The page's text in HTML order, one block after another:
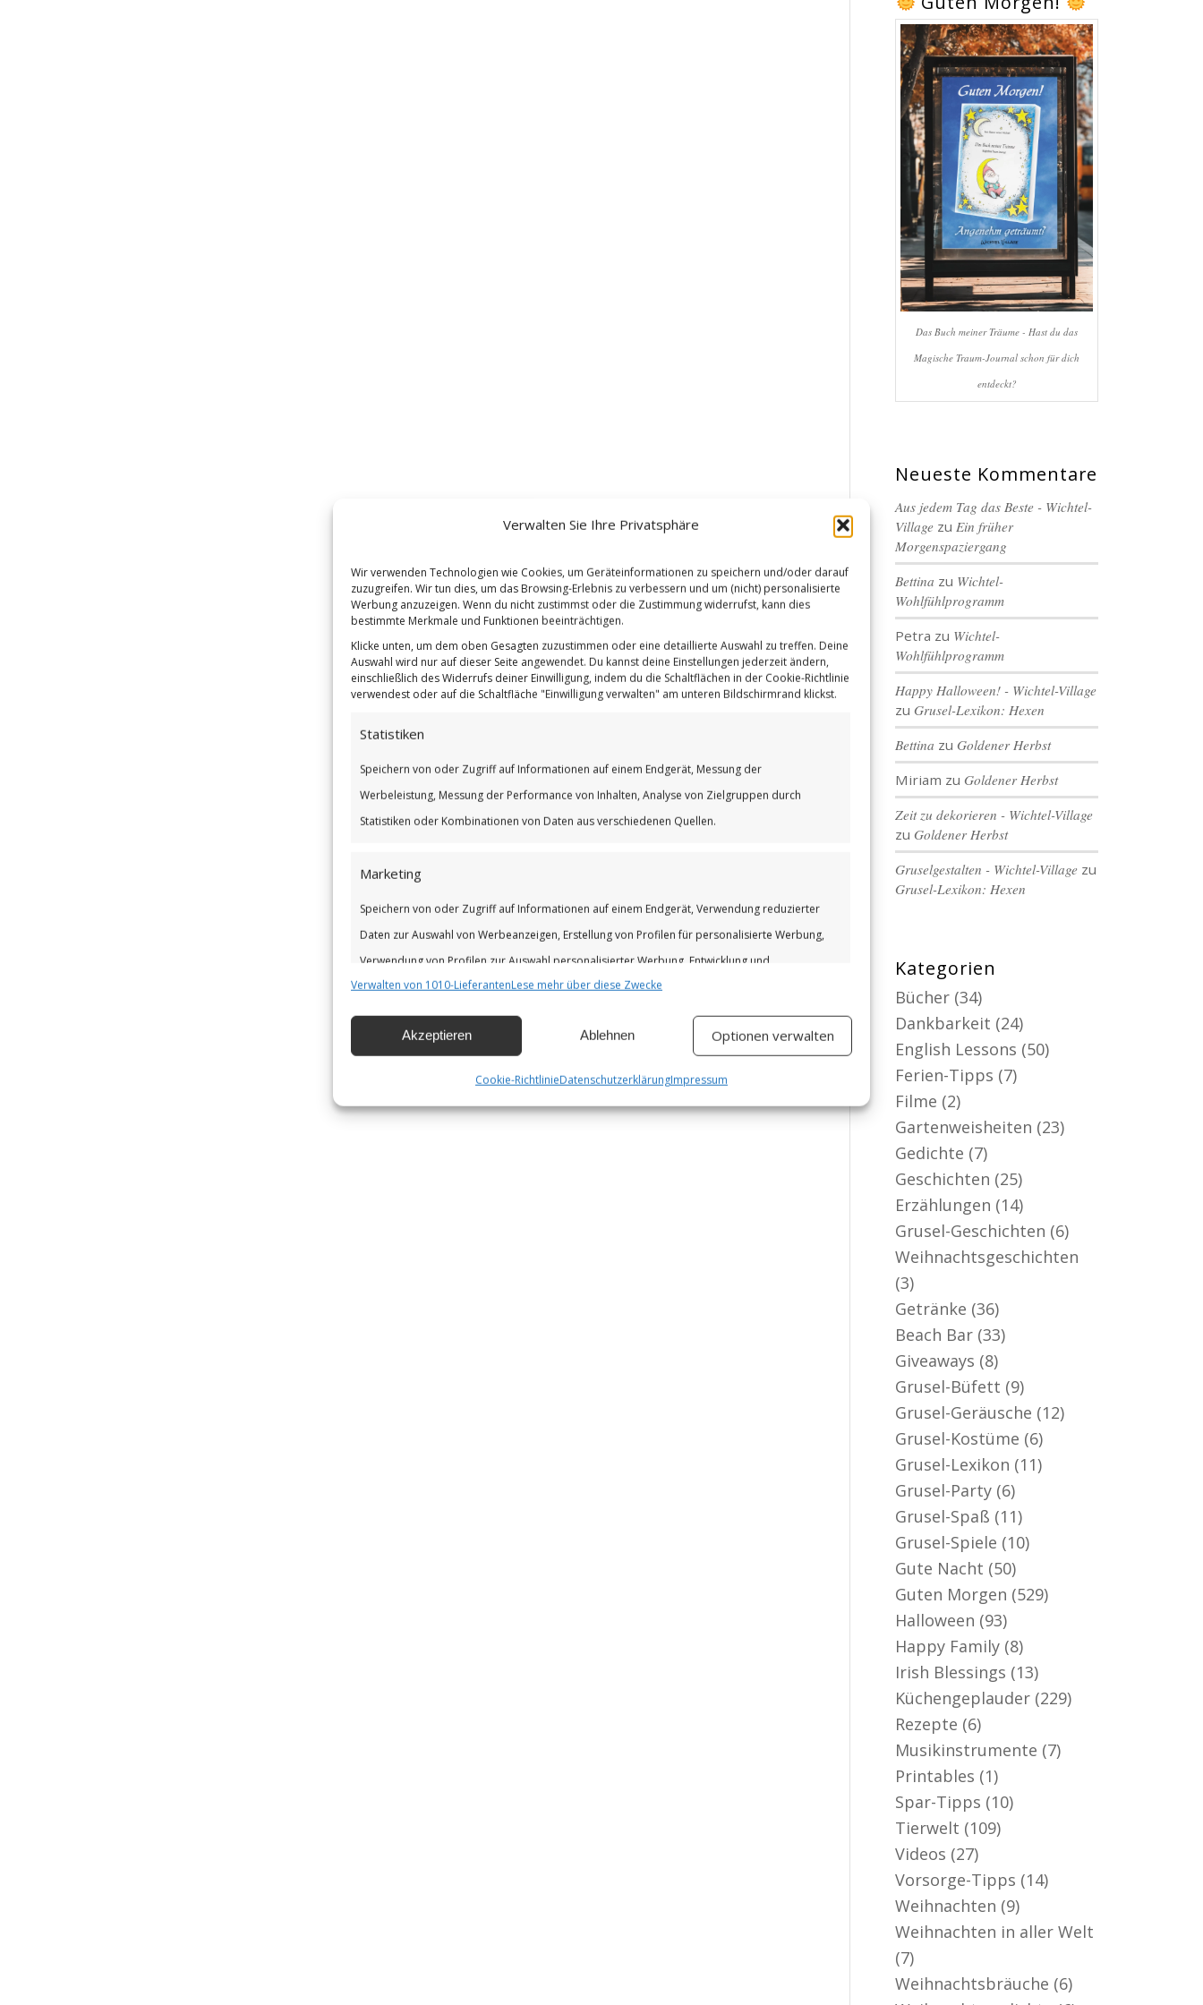
Verwalten Sie Ihre Privatsphäre
Wir verwenden Technologien wie Cookies, um Geräteinformationen zu speichern und/oder darauf
zuzugreifen. Wir tun dies, um das Browsing-Erlebnis zu verbessern und um (nicht) personalisierte
Werbung anzuzeigen. Wenn du nicht zustimmst oder die Zustimmung widerrufst, kann dies
bestimmte Merkmale und Funktionen beeinträchtigen.
Klicke unten, um dem oben Gesagten zuzustimmen oder eine detaillierte Auswahl zu treffen. Deine
Auswahl wird nur auf dieser Seite angewendet. Du kannst deine Einstellungen jederzeit ändern,
einschließlich des Widerrufs deiner Einwilligung, indem du die Schaltflächen in der Cookie-Richtlinie
verwendest oder auf die Schaltfläche "Einwilligung verwalten" am unteren Bildschirmrand klickst.
Statistiken
Speichern von oder Zugriff auf Informationen auf einem Endgerät, Messung der
Werbeleistung, Messung der Performance von Inhalten, Analyse von Zielgruppen durch
Statistiken oder Kombinationen von Daten aus verschiedenen Quellen.
Marketing
Speichern von oder Zugriff auf Informationen auf einem Endgerät, Verwendung reduzierter
Daten zur Auswahl von Werbeanzeigen, Erstellung von Profilen für personalisierte Werbung,
Verwendung von Profilen zur Auswahl personalisierter Werbung, Entwicklung und
Verbesserung der Angebote.
Eigenschaften Immer aktiv
Abgleichung und Kombination von Daten aus unterschiedlichen Quellen,
Verwalten von 1010-LieferantenLese mehr über diese Zwecke
Akzeptieren Ablehnen Optionen verwalten
Cookie-RichtlinieDatenschutzerklärungImpressum
Das Buch meiner Träume - Hast du das
Magische Traum-Journal schon für dich
entdeckt?
Neueste Kommentare
Aus jedem Tag das Beste - Wichtel-
Village zuEin früher
Morgenspaziergang
Bettina zu Wichtel-
Wohlfühlprogramm
Petra zu Wichtel-
Wohlfühlprogramm
Happy Halloween! - Wichtel-Village
zuGrusel-Lexikon: Hexen
Bettina zuGoldener Herbst
Miriam zuGoldener Herbst
Zeit zu dekorieren - Wichtel-Village
zuGoldener Herbst
Gruselgestalten - Wichtel-Village zu
Grusel-Lexikon: Hexen
Kategorien
Bücher (34)
Dankbarkeit (24)
English Lessons (50)
Ferien-Tipps (7)
Filme (2)
Gartenweisheiten (23)
Gedichte (7)
Geschichten (25)
Erzählungen (14)
Grusel-Geschichten (6)
Weihnachtsgeschichten
(3)
Getränke (36)
Beach Bar (33)
Giveaways (8)
Grusel-Büfett (9)
Grusel-Geräusche (12)
Grusel-Kostüme (6)
Grusel-Lexikon (11)
Grusel-Party (6)
Grusel-Spaß (11)
Grusel-Spiele (10)
Gute Nacht (50)
Guten Morgen (529)
Halloween (93)
Happy Family (8)
Irish Blessings (13)
Küchengeplauder (229)
Rezepte (6)
Musikinstrumente (7)
Printables (1)
Spar-Tipps (10)
Tierwelt (109)
Videos (27)
Vorsorge-Tipps (14)
Weihnachten (9)
Weihnachten in aller Welt
(7)
Weihnachtsbräuche (6)